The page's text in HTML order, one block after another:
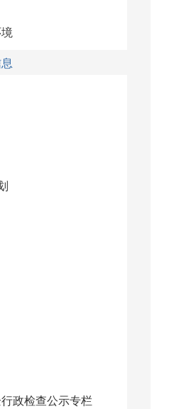
政检查公示专栏